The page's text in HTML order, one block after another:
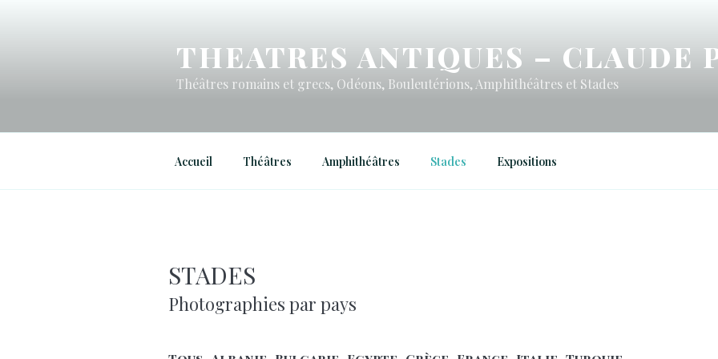
THEATRES ANTIQUES – CLAUDE
Théâtres romains et grecs, Odéons, Bouleutérions, Amphithéâtres et Stades
Accueil Théâtres Amphithéâtres Stades Expositions
STADES
Photographies par pays